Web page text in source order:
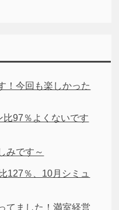
！今回も楽しかった
97％よくないです
みです～
127％、10月シミュ
てました！満室経営